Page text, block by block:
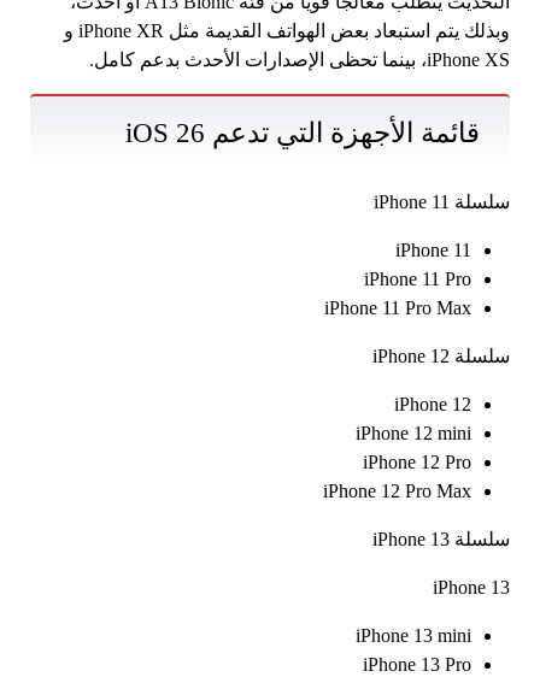
وبذلك يتم استبعاد بعض الهواتف القديمة مثل iPhone XR و
iPhone XS، بينما تحظى الإصدارات الأحدث بدعم كامل.
قائمة الأجهزة التي تدعم iOS 26
سلسلة iPhone 11
iPhone 11
iPhone 11 Pro
iPhone 11 Pro Max
سلسلة iPhone 12
iPhone 12
iPhone 12 mini
iPhone 12 Pro
iPhone 12 Pro Max
سلسلة iPhone 13
iPhone 13
iPhone 13 mini
iPhone 13 Pro